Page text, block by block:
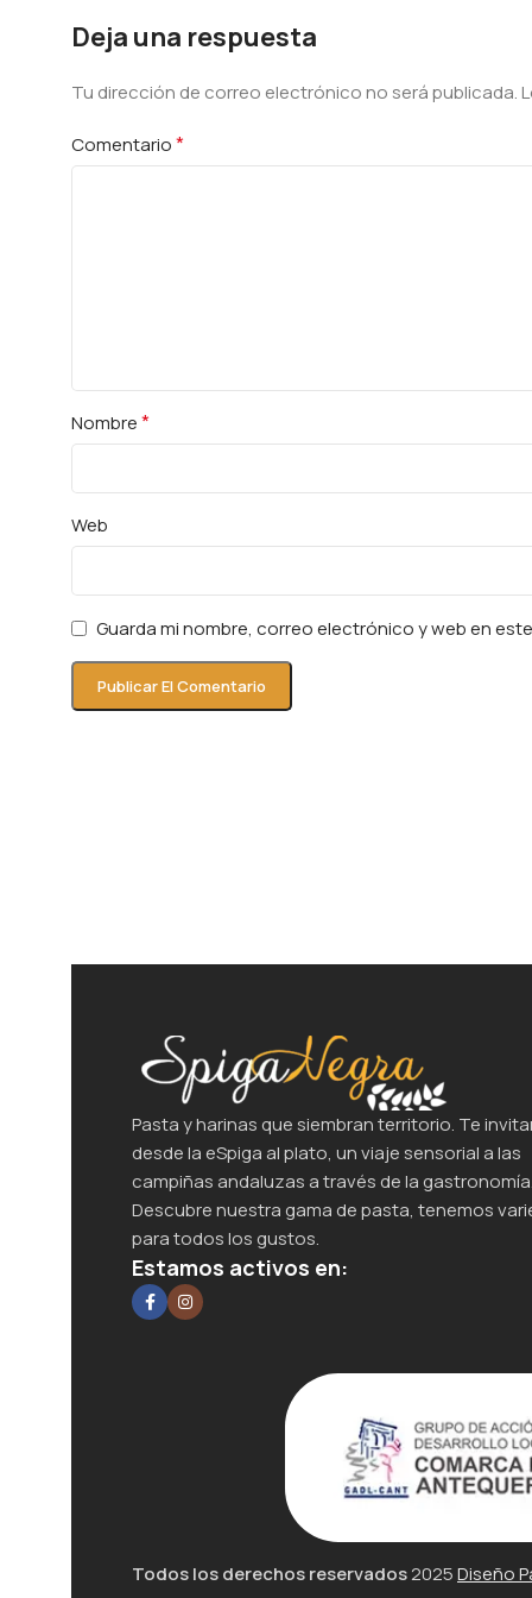
Deja una respuesta
Tu dirección de correo electrónico no será publicada.
Comentario*
Nombre*
Web
Guarda mi nombre, correo electrónico y web en
Alternative:
Pasta y harinas que siembran territorio. Te
desde la eSpiga al plato, un viaje sensorial a las
campiñas andaluzas a través de la
Descubre nuestra gama de pasta, tenemos
para todos los gustos.
Estamos activos en:
Todos los derechos reservados2025Diseño